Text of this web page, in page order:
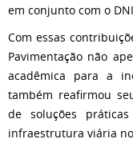
em conjunto com o
Com essas
Pavimentação não
acadêmica para a
também reafirmou
de soluções
infraestrutura viária no